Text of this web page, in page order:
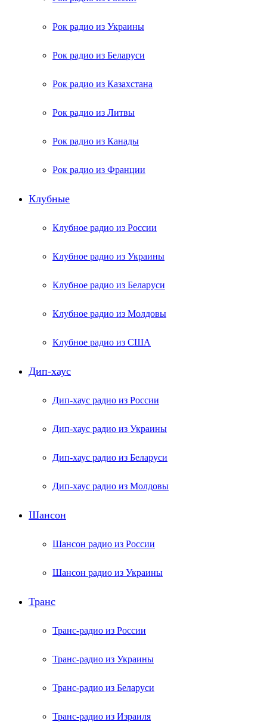
Рок радио из Украины
Рок радио из Беларуси
Рок радио из Казахстана
Рок радио из Литвы
Рок радио из Канады
Рок радио из Франции
Клубные
Клубное радио из России
Клубное радио из Украины
Клубное радио из Беларуси
Клубное радио из Молдовы
Клубное радио из США
Дип-хаус
Дип-хаус радио из России
Дип-хаус радио из Украины
Дип-хаус радио из Беларуси
Дип-хаус радио из Молдовы
Шансон
Шансон радио из России
Шансон радио из Украины
Транс
Транс-радио из России
Транс-радио из Украины
Транс-радио из Беларуси
Транс-радио из Израиля